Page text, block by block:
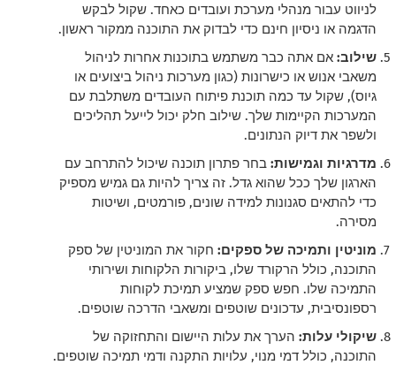
לניווט עבור מנהלי מערכת ועובדים כאחד. שקול לבקש
הדגמה או ניסיון חינם כדי לבדוק את התוכנה ממקור ראשון.
שילוב: אם אתה כבר משתמש בתוכנות אחרות לניהול
משאבי אנוש או כישרונות (כגון מערכות ניהול ביצועים או
גיוס), שקול עד כמה תוכנת פיתוח העובדים משתלבת עם
המערכות הקיימות שלך. שילוב חלק יכול לייעל תהליכים
ולשפר את דיוק הנתונים.
מדרגיות וגמישות: בחר פתרון תוכנה שיכול להתרחב עם
הארגון שלך ככל שהוא גדל. זה צריך להיות גם גמיש מספיק
כדי להתאים סגנונות למידה שונים, פורמטים, ושיטות
מסירה.
מוניטין ותמיכה של ספקים: חקור את המוניטין של ספק
התוכנה, כולל הרקורד שלו, ביקורות הלקוחות ושירותי
התמיכה שלו. חפש ספק שמציע תמיכת לקוחות
רספונסיבית, עדכונים שוטפים ומשאבי הדרכה שוטפים.
שיקולי עלות: הערך את עלות היישום והתחזוקה של
התוכנה, כולל דמי מנוי, עלויות התקנה ודמי תמיכה שוטפים.